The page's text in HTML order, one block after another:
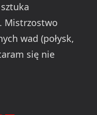
Mistrzostwo
wad (połysk,
się nie